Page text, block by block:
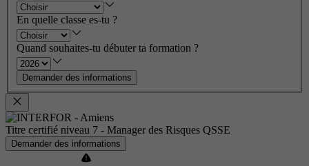
En quelle classe es-tu ?
Quand souhaites-tu débuter ta formation ?
Demander des informations
Titre certifié niveau 7 - Manager des Risques QSSE
Demander des informations